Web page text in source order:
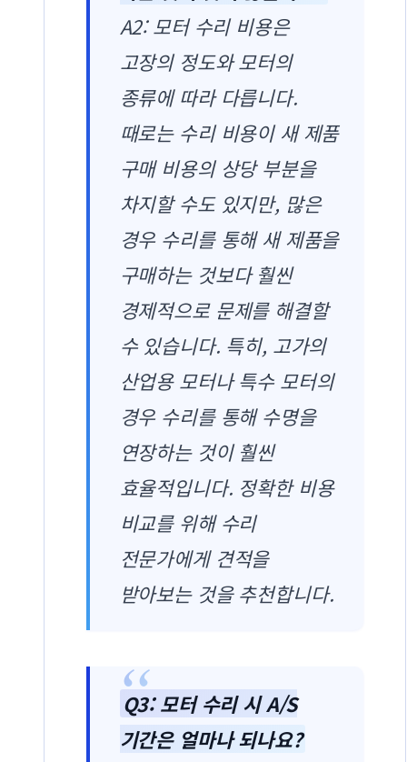
A2: 모터 수리 비용은
고장의 정도와 모터의
종류에 따라 다릅니다.
때로는 수리 비용이 새 제품
구매 비용의 상당 부분을
차지할 수도 있지만, 많은
경우 수리를 통해 새 제품을
구매하는 것보다 훨씬
경제적으로 문제를 해결할
수 있습니다. 특히, 고가의
산업용 모터나 특수 모터의
경우 수리를 통해 수명을
연장하는 것이 훨씬
효율적입니다. 정확한 비용
비교를 위해 수리
전문가에게 견적을
받아보는 것을 추천합니다.
Q3: 모터 수리 시 A/S
기간은 얼마나 되나요?